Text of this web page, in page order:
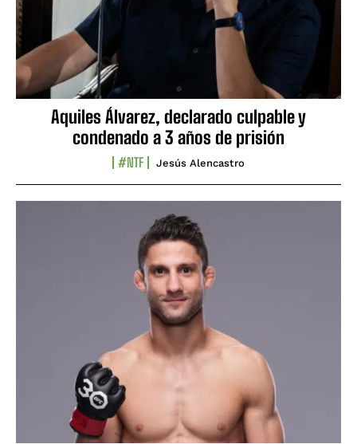
Aquiles Álvarez, declarado culpable y
condenado a 3 años de prisión
#NTF Jesús Alencastro